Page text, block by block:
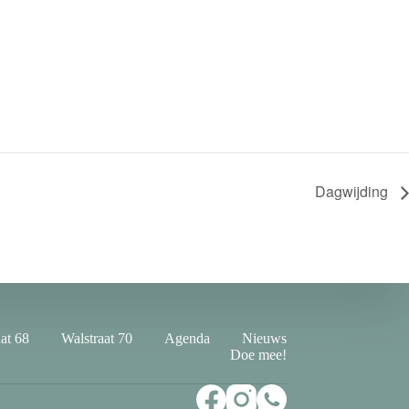
Dagwijding
68 Walstraat 70 Agenda
Nieuws
Doe mee!